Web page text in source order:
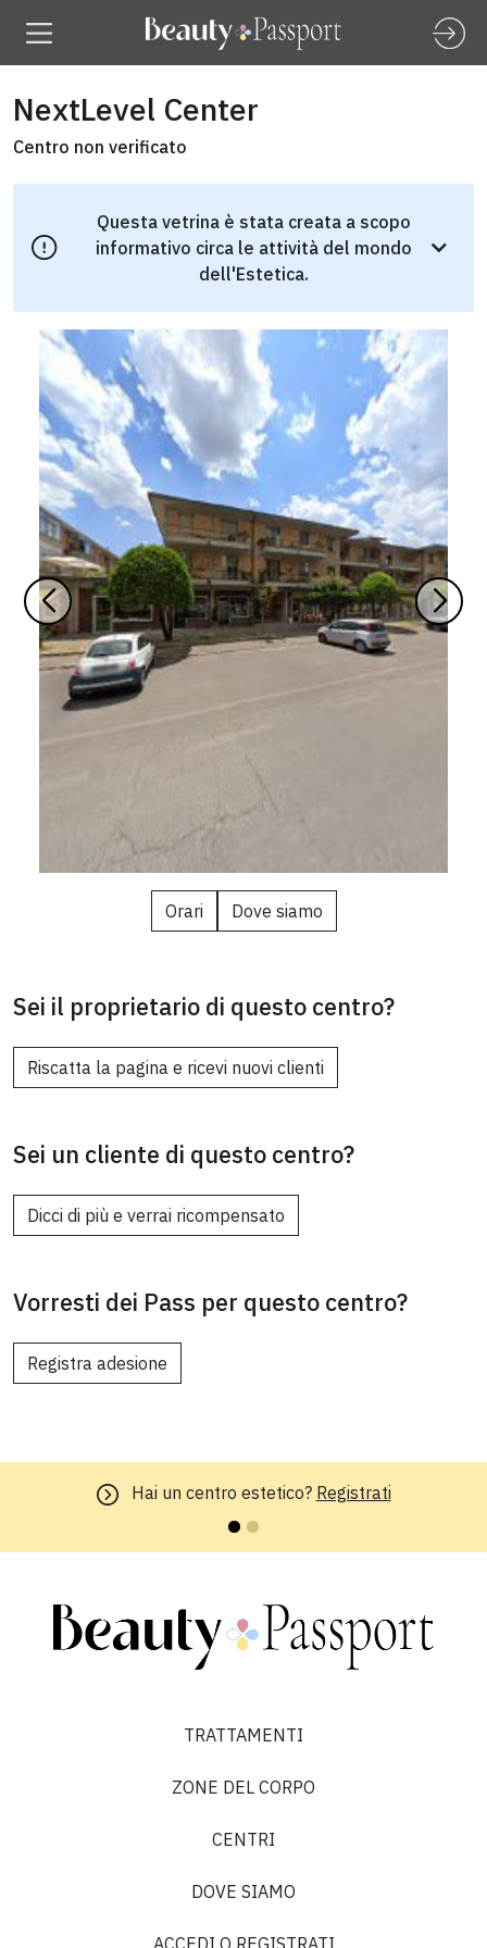
NextLevel Center
Centro non verificato
Questa vetrina è stata creata a scopo
informativo circa le attività del mondo
dell'Estetica.
Orari Dove siamo
Sei il proprietario di questo centro?
Riscatta la pagina e ricevi nuovi clienti
Sei un cliente di questo centro?
Dicci di più e verrai ricompensato
Vorresti dei Pass per questo centro?
Registra adesione
Hai un centro estetico? Registrati
TRATTAMENTI
ZONE DEL CORPO
CENTRI
DOVE SIAMO
ACCEDI O REGISTRATI